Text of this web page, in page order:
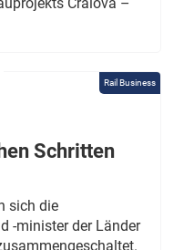
Rail Business
Schritten
sich die
-minister der Länder